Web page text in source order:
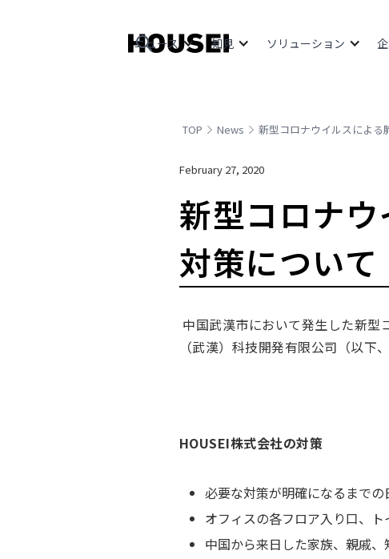
ニュース 知見 ソリューション
TOP News 新型コロナウイルスによる
February 27, 2020
新型コロナ
対策について
中国武漢市において発生した新型
（武漢）科技開発有限公司（以下
HOUSEI株式会社の対策
必要な対策が明確になるまで
オフィスの各フロア入り口、
中国から来日した家族、親戚